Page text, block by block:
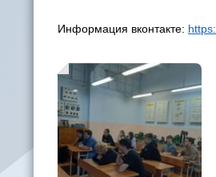
Информация вконтакте: